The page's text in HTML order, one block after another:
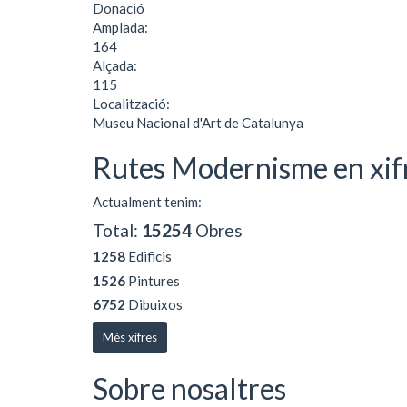
Donació
Amplada:
164
Alçada:
115
Localització:
Museu Nacional d'Art de Catalunya
Rutes Modernisme en
Actualment tenim:
Total: 15254 Obres
1258 Edificis
1526 Pintures
6752 Dibuixos
Més xifres
Sobre nosaltres